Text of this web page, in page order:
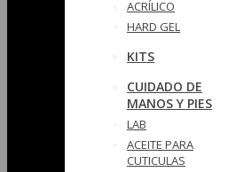
ACRÍLICO
HARD GEL
KITS
CUIDADO DE
MANOS Y PIES
LAB
ACEITE PARA
CUTICULAS